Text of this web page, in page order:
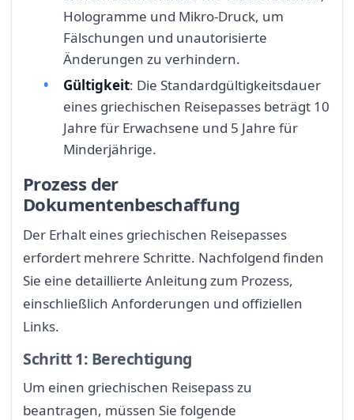
Hologramme und Mikro-Druck, um
Fälschungen und unautorisierte
Änderungen zu verhindern.
Gültigkeit: Die Standardgültigkeitsdauer
eines griechischen Reisepasses beträgt 10
Jahre für Erwachsene und 5 Jahre für
Minderjährige.
Prozess der
Dokumentenbeschaffung
Der Erhalt eines griechischen Reisepasses
erfordert mehrere Schritte. Nachfolgend finden
Sie eine detaillierte Anleitung zum Prozess,
einschließlich Anforderungen und offiziellen
Links.
Schritt 1: Berechtigung
Um einen griechischen Reisepass zu
beantragen, müssen Sie folgende